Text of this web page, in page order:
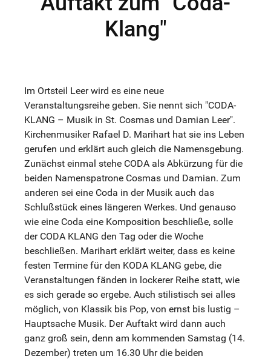
Klang"
Im Ortsteil Leer wird es eine neue
Veranstaltungsreihe geben. Sie nennt sich "CODA-
KLANG – Musik in St. Cosmas und Damian Leer".
Kirchenmusiker Rafael D. Marihart hat sie ins Leben
gerufen und erklärt auch gleich die Namensgebung.
Zunächst einmal stehe CODA als Abkürzung für die
beiden Namenspatrone Cosmas und Damian. Zum
anderen sei eine Coda in der Musik auch das
Schlußstück eines längeren Werkes. Und genauso
wie eine Coda eine Komposition beschließe, solle
der CODA KLANG den Tag oder die Woche
beschließen. Marihart erklärt weiter, dass es keine
festen Termine für den KODA KLANG gebe, die
Veranstaltungen fänden in lockerer Reihe statt, wie
es sich gerade so ergebe. Auch stilistisch sei alles
möglich, von Klassik bis Pop, von ernst bis lustig –
Hauptsache Musik. Der Auftakt wird dann auch
ganz groß sein, denn am kommenden Samstag (14.
Dezember) treten um 16.30 Uhr die beiden